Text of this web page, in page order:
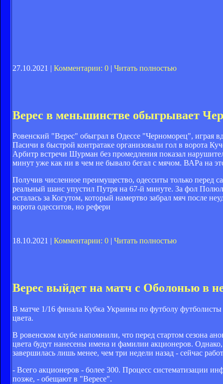
27.10.2021 | Комментарии: 0 | Читать полностью
Верес в меньшинстве обыгрывает
Ровенский "Верес" обыграл в Одессе "Черноморец", играя
Пасичи в быстрой контратаке организовали гол в ворота
Арбитр встречи Шурман без промедления показал
минут уже как ни в чем не бывало бегал с мячом. ВАРа на
Получив численное преимущество, одесситы только перед
реальный шанс упустил Путря на 67-й минуте. За фол
осталась за Когутом, который намертво забрал мяч после
ворота одесситов, но рефери
18.10.2021 | Комментарии: 0 Читать полностью
Верес выйдет на матч с Оболонью в
В матче 1/16 финала Кубка Украины по футболу
цвета.
В ровенском клубе напомнили, что перед стартом сезона
цвета будут нанесены имена и фамилии акционеров.
завершилась лишь менее, чем три недели назад - сейчас
- Всего акционеров - более 300. Процесс систематизации
позже, - обещают в "Вересе".